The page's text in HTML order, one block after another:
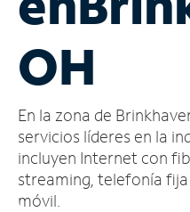
cuenta
Encuentra
tienda
OH
En la zona de
servicios líderes en la
incluyen Internet con
streaming, telefonía
móvil.